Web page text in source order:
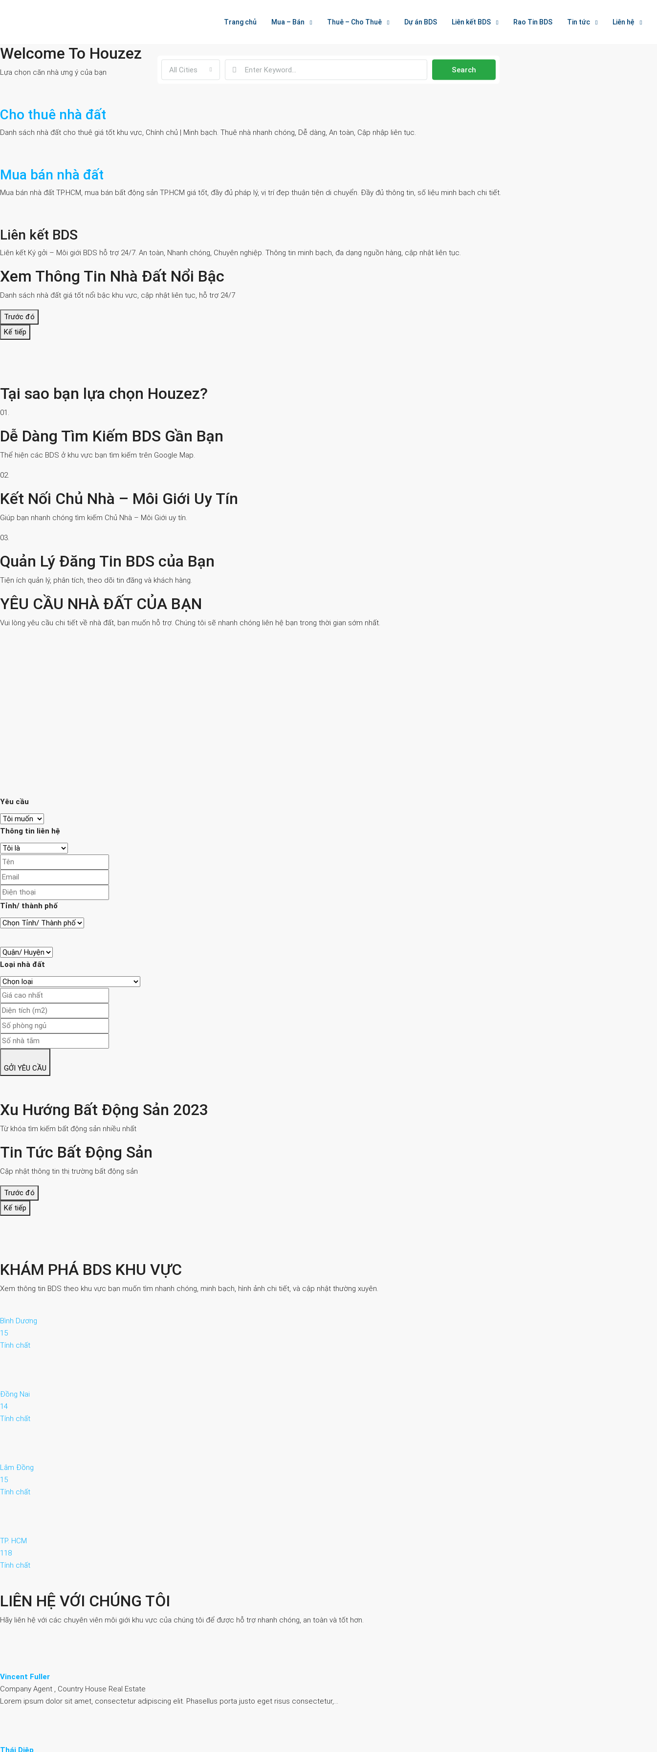
Trang chủ Mua – Bán Thuê – Cho Thuê Dự án BDS Liên kết BDS Rao Tin BDS Tin tức Liên hệ
Welcome To Houzez
All Cities Search
Welcome To Houzez
Lựa chọn căn nhà ưng ý của bạn
Cho thuê nhà đất
Danh sách nhà đất cho thuê giá tốt khu vực, Chính chủ | Minh bạch. Thuê nhà nhanh chóng, Dễ dàng, An toàn, Cập nhập liên tục.
Mua bán nhà đất
Mua bán nhà đất TP.HCM, mua bán bất động sản TP.HCM giá tốt, đầy đủ pháp lý, vị trí đẹp thuận tiện di chuyển. Đầy đủ thông tin, số liệu minh bạch chi tiết.
Liên kết BDS
Liên kết Ký gởi – Môi giới BDS hỗ trợ 24/7. An toàn, Nhanh chóng, Chuyên nghiệp. Thông tin minh bạch, đa dạng nguồn hàng, cập nhật liên tục.
Xem Thông Tin Nhà Đất Nổi Bậc
Danh sách nhà đất giá tốt nổi bậc khu vực, cập nhật liên tục, hỗ trợ 24/7
Trước đó
Kế tiếp
Tại sao bạn lựa chọn Houzez?
01.
Dễ Dàng Tìm Kiếm BDS Gần Bạn
Thể hiện các BDS ở khu vực bạn tìm kiếm trên Google Map.
02.
Kết Nối Chủ Nhà – Môi Giới Uy Tín
Giúp bạn nhanh chóng tìm kiếm Chủ Nhà – Môi Giới uy tín.
03.
Quản Lý Đăng Tin BDS của Bạn
Tiện ích quản lý, phân tích, theo dõi tin đăng và khách hàng.
YÊU CẦU NHÀ ĐẤT CỦA BẠN
Vui lòng yêu cầu chi tiết về nhà đất, bạn muốn hỗ trợ. Chúng tôi sẽ nhanh chóng liên hệ bạn trong thời gian sớm nhất.
Yêu cầu
Thông tin liên hệ
Tỉnh/ thành phố
Loại nhà đất
GỞI YÊU CẦU
Xu Hướng Bất Động Sản 2023
Từ khóa tìm kiếm bất động sản nhiều nhất
Tin Tức Bất Động Sản
Cập nhật thông tin thị trường bất động sản
Trước đó
Kế tiếp
KHÁM PHÁ BDS KHU VỰC
Xem thông tin BDS theo khu vực bạn muốn tìm nhanh chóng, minh bạch, hình ảnh chi tiết, và cập nhật thường xuyên.
Bình Dương
15
Tính chất
Đồng Nai
14
Tính chất
Lâm Đồng
15
Tính chất
TP. HCM
118
Tính chất
LIÊN HỆ VỚI CHÚNG TÔI
Hãy liên hệ với các chuyên viên môi giới khu vực của chúng tôi để được hỗ trợ nhanh chóng, an toàn và tốt hơn.
Vincent Fuller
Company Agent , Country House Real Estate
Lorem ipsum dolor sit amet, consectetur adipiscing elit. Phasellus porta justo eget risus consectetur,…
Thái Diệp